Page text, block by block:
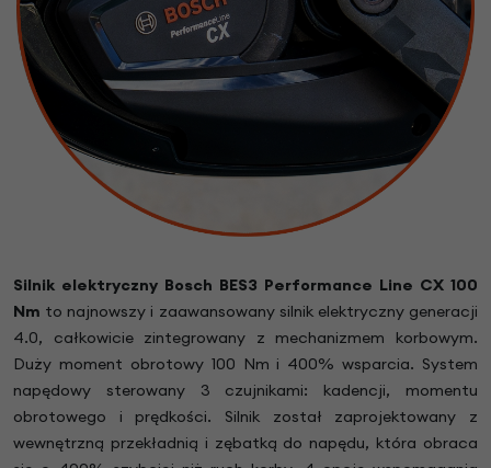
Silnik elektryczny Bosch BES3 Performance Line CX 100
Nm to najnowszy i zaawansowany silnik elektryczny generacji
4.0, całkowicie zintegrowany z mechanizmem korbowym.
Duży moment obrotowy 100 Nm i 400% wsparcia. System
napędowy sterowany 3 czujnikami: kadencji, momentu
obrotowego i prędkości. Silnik został zaprojektowany z
wewnętrzną przekładnią i zębatką do napędu, która obraca